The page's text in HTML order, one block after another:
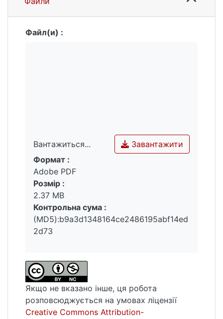
Файл(и) :
Вантажиться...
Вантажиться...
Завантажити
Формат :
Adobe PDF
Розмір :
2.37 MB
Контрольна сума :
(MD5):b9a3d1348164ce2486195abf14ed
2d73
Якщо не вказано інше, ця робота
розповсюджується на умовах ліцензії
Creative Commons Attribution-